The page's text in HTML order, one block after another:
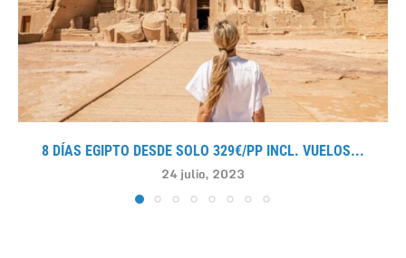
8 DÍAS EGIPTO DESDE SOLO 329€/PP INCL. VUELOS...
24 julio, 2023